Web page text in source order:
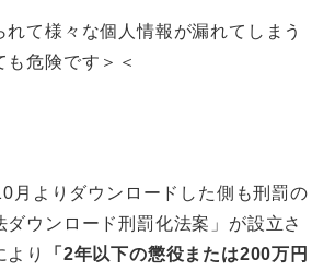
て様々な個人情報が漏れてしまう
も危険です＞＜
月よりダウンロードした側も刑罰の
ダウンロード刑罰化法案」が設立さ
より
「2年以下の懲役または200万円